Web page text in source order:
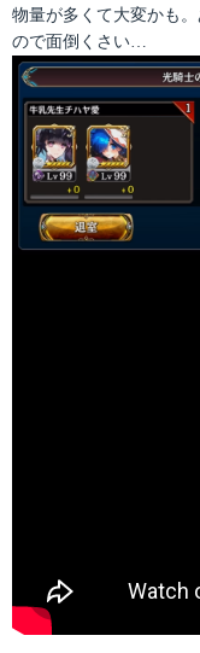
物量が多くて大変かも
ので面倒くさい…